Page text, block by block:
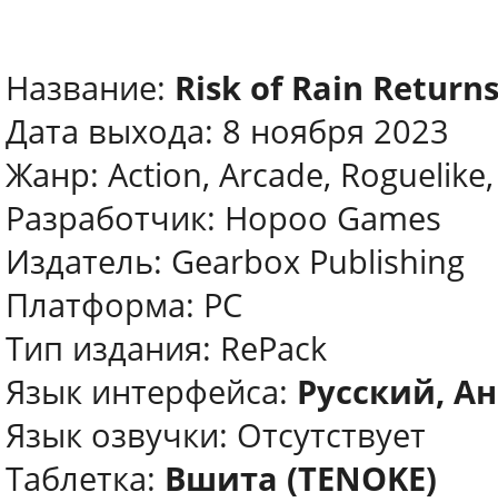
Название: Risk of Rain Returns
Дата выхода: 8 ноября 2023
Жанр: Action, Arcade,
Разработчик: Hopoo Games
Издатель: Gearbox Publishing
Платформа: PC
Тип издания: RePack
Язык интерфейса: Русский,
Язык озвучки: Отсутствует
Таблетка: Вшита (TENOKE)